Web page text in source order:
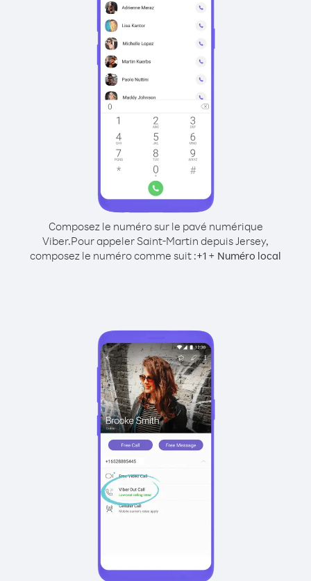
Composez le numéro sur le pavé numérique
Viber.Pour appeler Saint-Martin depuis Jersey,
composez le numéro comme suit :+1 + Numéro local